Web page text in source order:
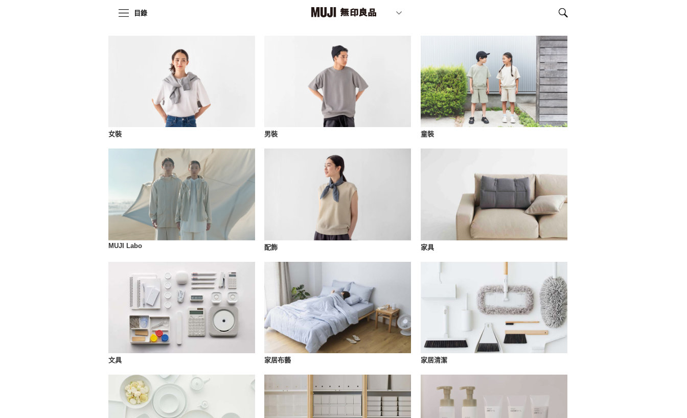
目錄
女裝 男裝 童裝
MUJI Labo 配飾 家具
文具 家居布藝 家居清潔